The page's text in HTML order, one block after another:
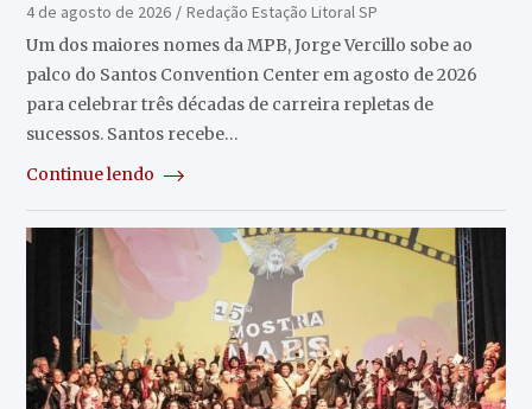
4 de agosto de 2026
Redação Estação Litoral SP
Um dos maiores nomes da MPB, Jorge Vercillo sobe ao
palco do Santos Convention Center em agosto de 2026
para celebrar três décadas de carreira repletas de
sucessos. Santos recebe…
Continue lendo